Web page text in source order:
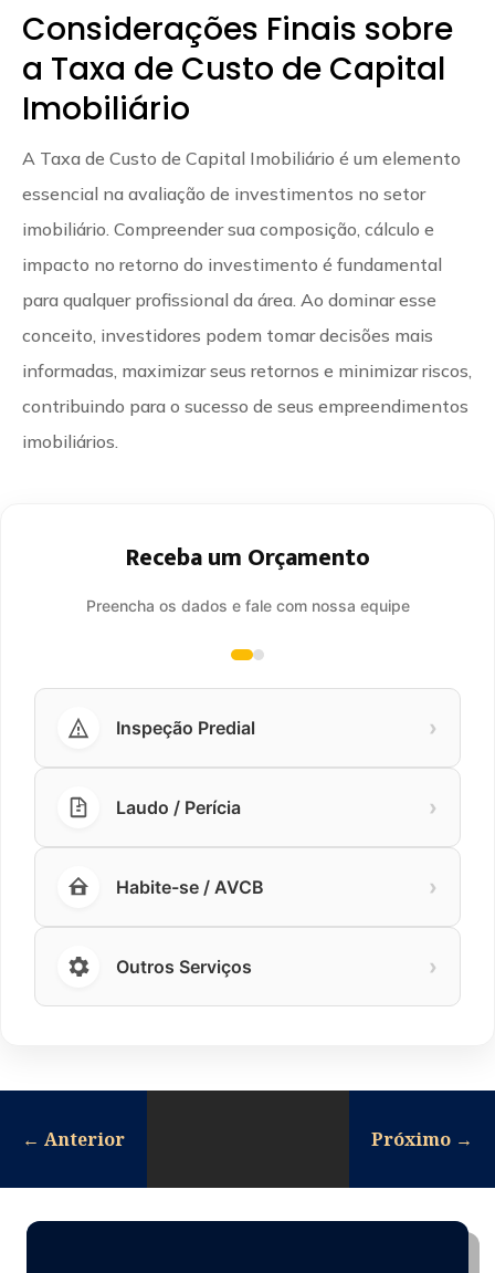
Considerações Finais sobre
a Taxa de Custo de Capital
Imobiliário
A Taxa de Custo de Capital Imobiliário é um elemento
essencial na avaliação de investimentos no setor
imobiliário. Compreender sua composição, cálculo e
impacto no retorno do investimento é fundamental
para qualquer profissional da área. Ao dominar esse
conceito, investidores podem tomar decisões mais
informadas, maximizar seus retornos e minimizar riscos,
contribuindo para o sucesso de seus empreendimentos
imobiliários.
Receba um Orçamento
Preencha os dados e fale com nossa equipe
Inspeção Predial ›
Laudo / Perícia ›
Habite-se / AVCB ›
Outros Serviços ›
← Anterior Próximo →